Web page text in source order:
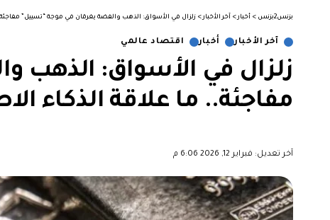
بزنس2بزنس > أخبار > آخر الأخبار > زلزال في الأسواق: الذهب والفضة يغرقان في موجة “تسييل”
آخر الأخبار أخبار اقتصاد عالمي
زلزال في الأسواق: الذهب
مفاجئة.. ما علاقة الذكاء
آخر تعديل: فبراير 12, 2026 6:06 م